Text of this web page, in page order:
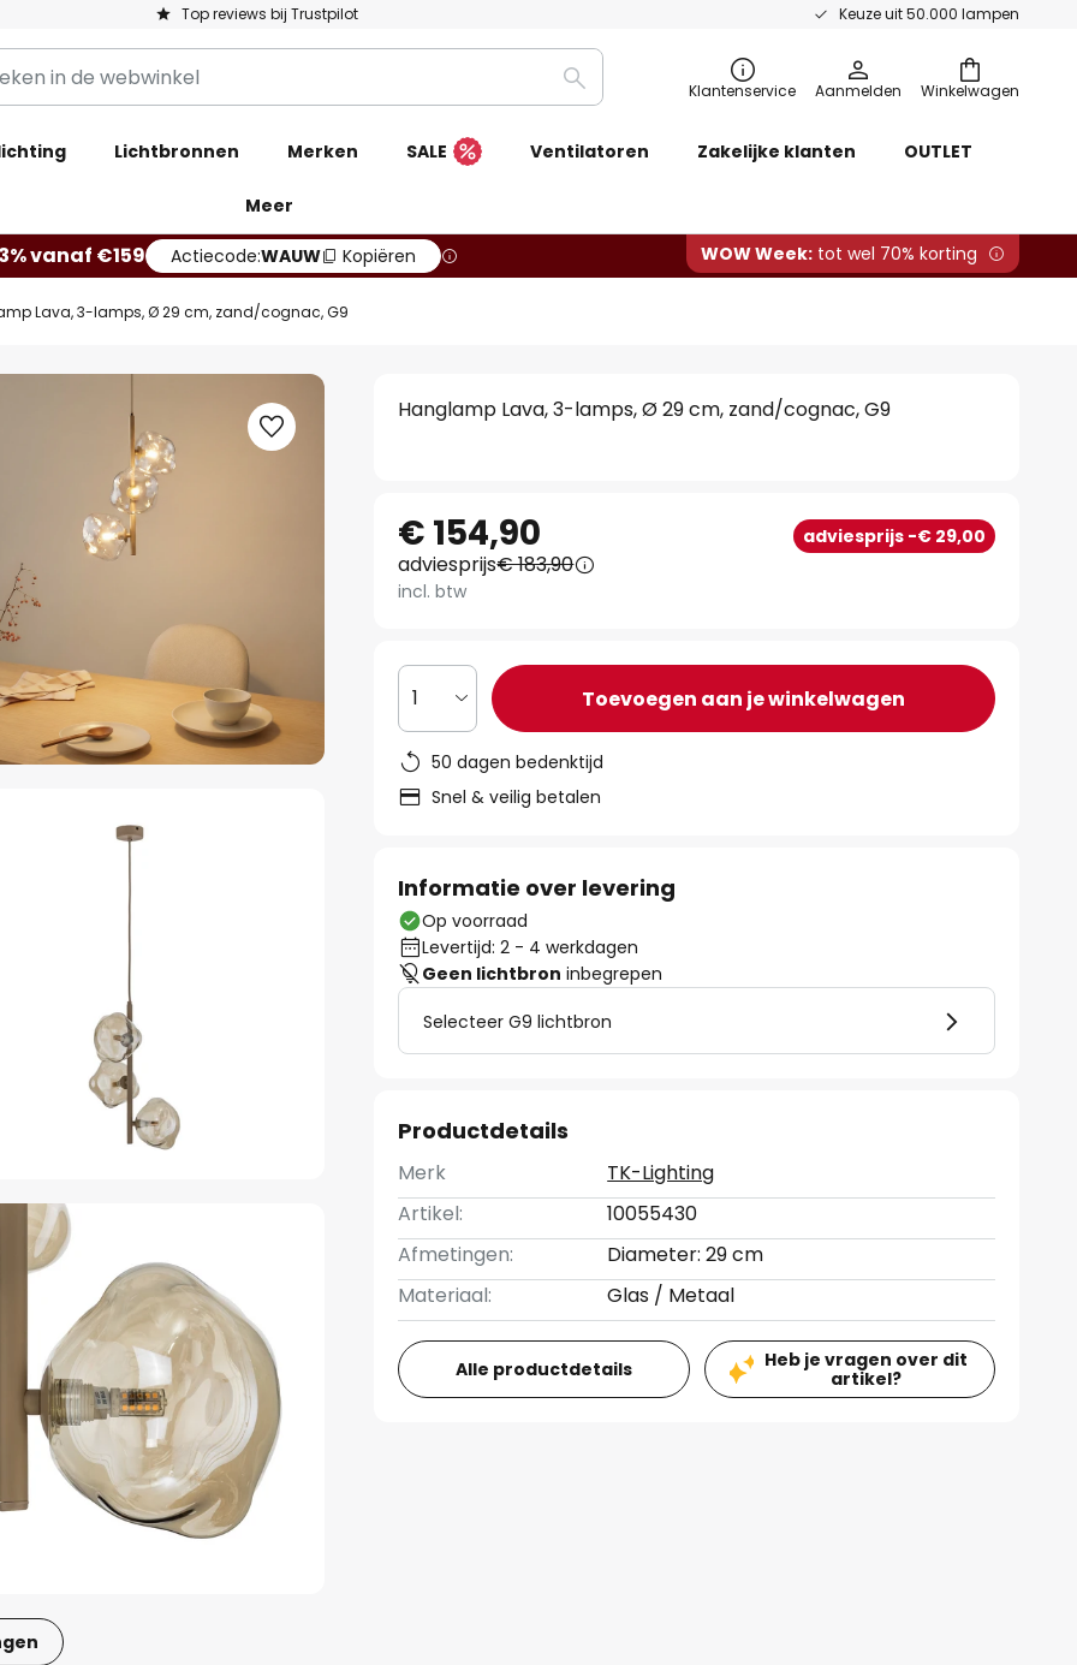
Top reviews bij Trustpilot Keuze uit 50.000 lampen
Winkelwagen
Zoeken Klantenservice Aanmelden
Lichtbronnen Merken SALE Ventilatoren Zakelijke klanten OUTLET
Meer
vanaf €159 Actiecode:WAUW Kopiëren WOW Week: tot wel 70% korting
Lava, 3-lamps, Ø 29 cm, zand/cognac, G9
Hanglamp Lava, 3-lamps, Ø 29 cm, zand/cognac, G9
€ 154,90 adviesprijs -€ 29,00
adviesprijs€ 183,90
incl. btw
1 Toevoegen aan je winkelwagen
50 dagen bedenktijd
Snel & veilig betalen
Informatie over levering
Op voorraad
Levertijd: 2 - 4 werkdagen
Geen lichtbron inbegrepen
Selecteer G9 lichtbron
Productdetails
Merk
TK-Lighting
Artikel:
10055430
Afmetingen:
Diameter: 29 cm
Materiaal:
Glas / Metaal
Alle productdetails
Heb je vragen over dit
artikel?